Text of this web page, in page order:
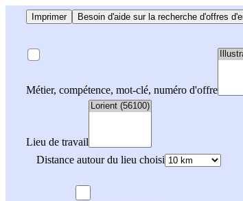
Imprimer Besoin d'aide sur la recherche d'offres
Métier, compétence, mot-clé, numéro d'offre
Lieu de travail
Distance autour du lieu choisi